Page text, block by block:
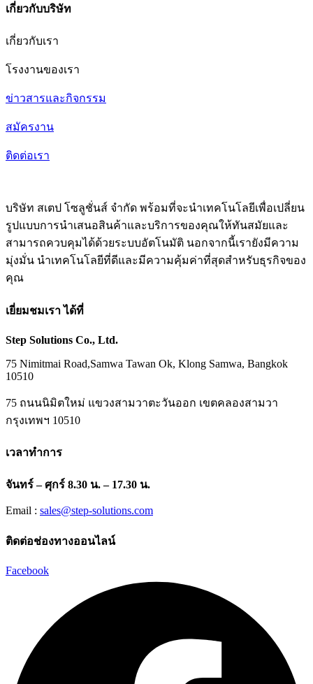
เกี่ยวกับบริษัท
เกี่ยวกับเรา
โรงงานของเรา
ข่าวสารและกิจกรรม
สมัครงาน
ติดต่อเรา
บริษัท สเตป โซลูชั่นส์ จำกัด พร้อมที่จะนำเทคโนโลยีเพื่อเปลี่ยน
รูปแบบการนำเสนอสินค้าและบริการของคุณให้ทันสมัยและ
สามารถควบคุมได้ด้วยระบบอัตโนมัติ นอกจากนี้เรายังมีความ
มุ่งมั่น นำเทคโนโลยีที่ดีและมีความคุ้มค่าที่สุดสำหรับธุรกิจของ
คุณ
เยี่ยมชมเรา ได้ที่
Step Solutions Co., Ltd.
75 Nimitmai Road,Samwa Tawan Ok, Klong Samwa, Bangkok
10510
75 ถนนนิมิตใหม่ แขวงสามวาตะวันออก เขตคลองสามวา
กรุงเทพฯ 10510
เวลาทำการ
จันทร์ – ศุกร์ 8.30 น. – 17.30 น.
Email : sales@step-solutions.com
ติดต่อช่องทางออนไลน์
Facebook